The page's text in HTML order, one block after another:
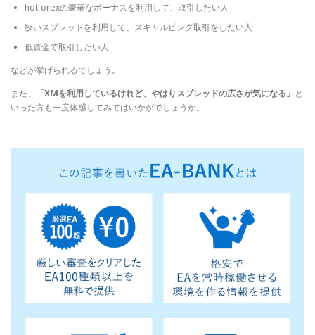
hotforexの豪華なボーナスを利用して、取引したい人
狭いスプレッドを利用して、スキャルピング取引をしたい人
低資金で取引したい人
などが挙げられるでしょう。
また、
「XMを利用しているけれど、やはりスプレッドの広さが気になる」 と
いった方も一度体感してみてはいかがでしょうか。